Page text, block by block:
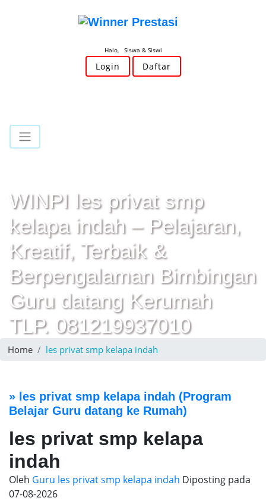
Halo, Siswa & Siswi
Login Daftar
WINPI les privat smp
kelapa indah – Pelajaran,
Kreatif, Terbaik &
Berpengalaman Bimbingan
Guru datang Kerumah
TLP. 081219937010
Home les privat smp kelapa indah
» les privat smp kelapa indah (Program
Belajar Guru datang ke Rumah)
les privat smp kelapa
indah
Oleh Guru les privat smp kelapa indah Diposting pada
07-08-2026